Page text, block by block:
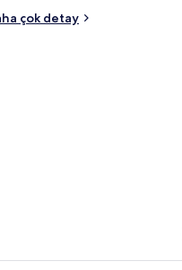
çok detay